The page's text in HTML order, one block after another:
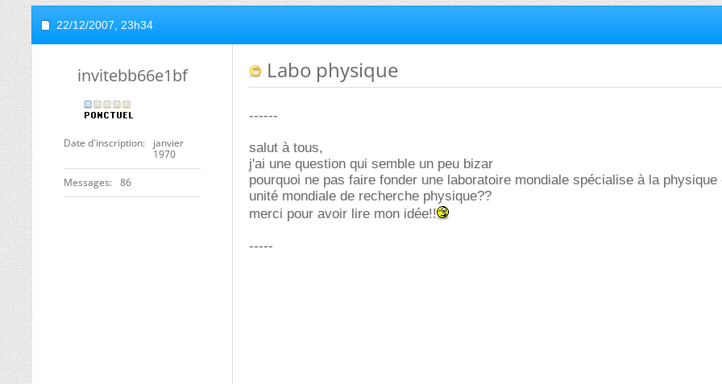
22/12/2007, 23h34
invitebb66e1bf
Date d'inscription
janvier
1970
Messages 86
Labo physique
------
salut à tous,
j'ai une question qui semble un peu bizar
pourquoi ne pas faire fonder une laboratoire mondiale spécialise à la physique
unité mondiale de recherche physique??
merci pour avoir lire mon idée!!
-----